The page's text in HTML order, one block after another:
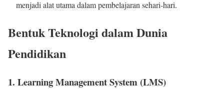
menjadi alat utama dalam pembelajaran sehari-hari.
Bentuk Teknologi dalam Dunia
Pendidikan
1. Learning Management System (LMS)